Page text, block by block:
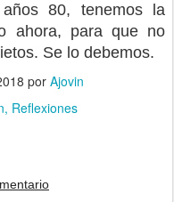
80, tenemos la
ahora, para que no
Se lo debemos.
por Ajovin
Reflexiones